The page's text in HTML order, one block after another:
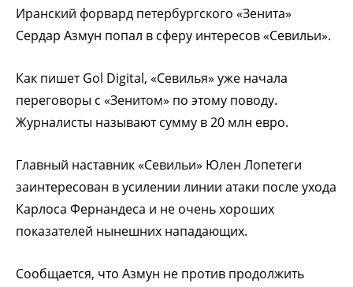
Иранский форвард петербургского «Зенита»
Сердар Азмун попал в сферу интересов «Севильи».
Как пишет Gol Digital, «Севилья» уже начала
переговоры с «Зенитом» по этому поводу.
Журналисты называют сумму в 20 млн евро.
Главный наставник «Севильи» Юлен Лопетеги
заинтересован в усилении линии атаки после ухода
Карлоса Фернандеса и не очень хороших
показателей нынешних нападающих.
Сообщается, что Азмун не против продолжить